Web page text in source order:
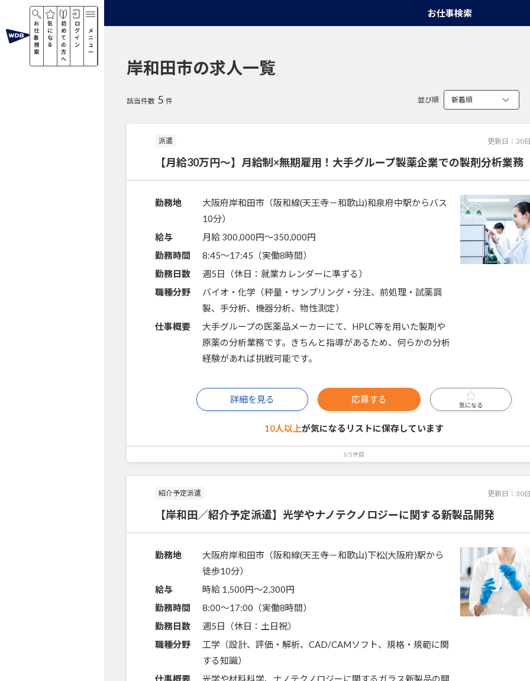
お
仕
事
検
索
気
に
な
る
初
め
て
の
方
へ
ロ
グ
イ
ン
メ
ニ
ュ
ー
お仕事検索
岸和田市の求人一覧
該当件数 5 件 並び順
派遣 更新日： 30
【月給30万円～】月給制×無期雇用！大手グループ製薬企業での製剤分析業務
勤務地
大阪府岸和田市（阪和線(天王寺－和歌山)和泉府中駅からバス
10分）
給与
月給 300,000円〜350,000円
勤務時間
8:45～17:45（実働8時間）
勤務日数
週5日（休日：就業カレンダーに準ずる）
職種分野
バイオ・化学（秤量・サンプリング・分注、前処理・試薬調
製、手分析、機器分析、物性測定）
仕事概要
大手グループの医薬品メーカーにて、HPLC等を用いた製剤や
原薬の分析業務です。きちんと指導があるため、何らかの分析
経験があれば挑戦可能です。
詳細を見る 応募する
気になる
10人以上が気になるリストに保存しています
1/5件目
紹介予定派遣 更新日： 30
【岸和田／紹介予定派遣】光学やナノテクノロジーに関する新製品開発
勤務地
大阪府岸和田市（阪和線(天王寺－和歌山)下松(大阪府)駅から
徒歩10分）
給与
時給 1,500円〜2,300円
勤務時間
8:00～17:00（実働8時間）
勤務日数
週5日（休日：土日祝）
職種分野
工学（設計、評価・解析、CAD/CAMソフト、規格・規範に関
する知識）
仕事概要
光学や材料科学、ナノテクノロジーに関するガラス新製品の開